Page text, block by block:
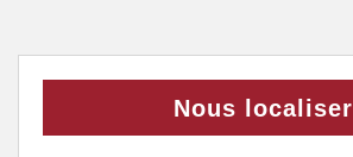
Nous localiser